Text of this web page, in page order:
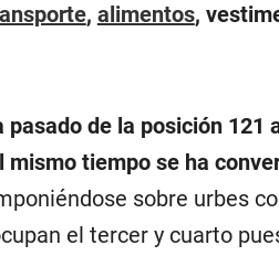
, alimentos,
pasado de la posición 121
mismo tiempo se ha
sobre urbes
el tercer y cuarto